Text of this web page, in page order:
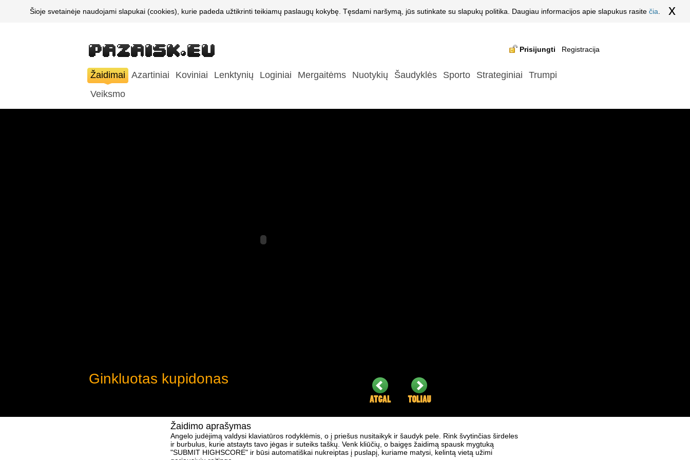
Šioje svetainėje naudojami slapukai (cookies), kurie padeda užtikrinti teikiamų paslaugų kokybę. Tęsdami naršymą, jūs sutinkate su slapukų politika. Daugiau informacijos apie slapukus rasite čia x
Prisijungti Registracija
Žaidimai Azartiniai Koviniai Lenktynių Loginiai Mergaitėms Nuotykių Šaudyklės Sporto Strateginiai
Trumpi
Veiksmo
Ginkluotas kupidonas
Žaidimo aprašymas
Angelo judėjimą valdysi klaviatūros rodyklėmis, o į priešus nusitaikyk ir šaudyk pele. Rink švytinčias širdeles
ir burbulus, kurie atstayts tavo jėgas ir suteiks taškų. Venk kliūčių, o baigęs žaidimą spausk mygtuką
"SUBMIT HIGHSCORE" ir būsi automatiškai nukreiptas į puslapį, kuriame matysi, kelintą vietą užimi